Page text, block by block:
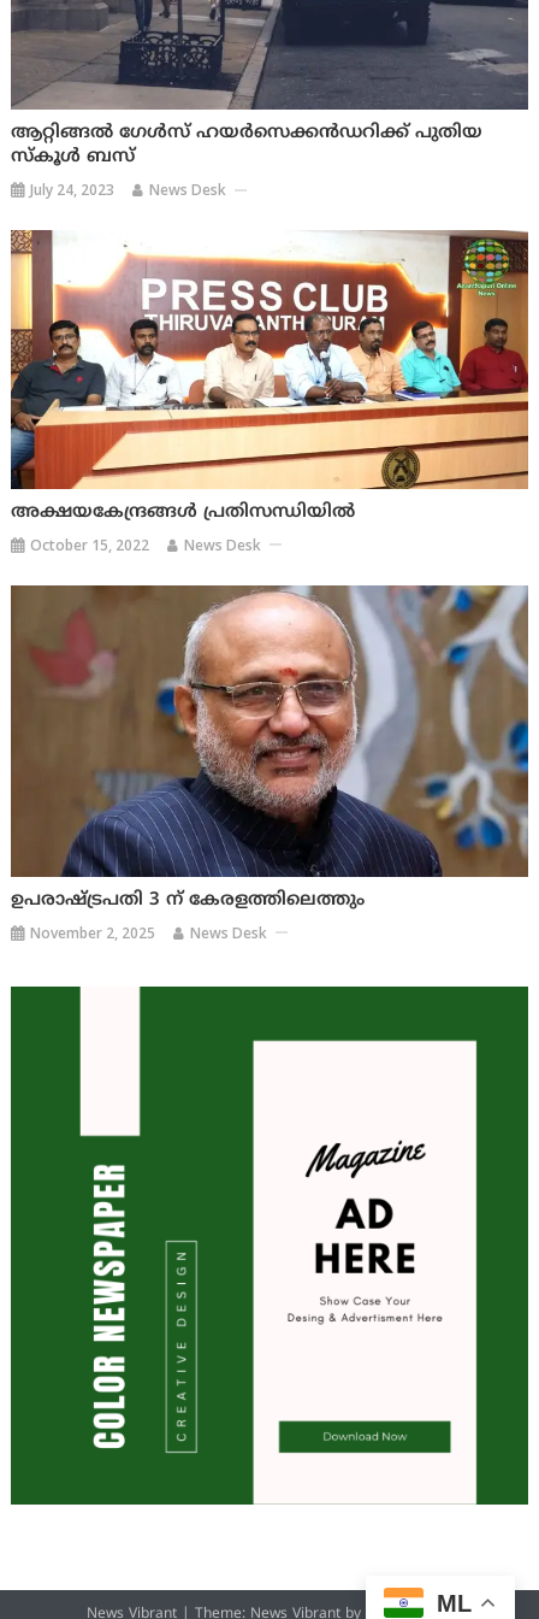
ആറ്റിങ്ങൽ ഗേൾസ് ഹയർസെക്കൻഡറിക്ക് പുതിയ
സ്‌കൂൾ ബസ്
July 24, 2023 News Desk
അക്ഷയകേന്ദ്രങ്ങൾ പ്രതിസന്ധിയിൽ
October 15, 2022 News Desk
ഉപരാഷ്ട്രപതി 3 ന് കേരളത്തിലെത്തും
November 2, 2025 News Desk
News Vibrant Theme: News Vibrant by CodeVibrant.
ML